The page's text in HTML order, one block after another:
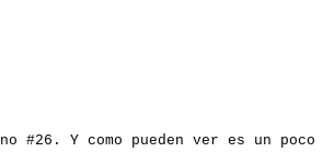
Y como pueden ver es un poco